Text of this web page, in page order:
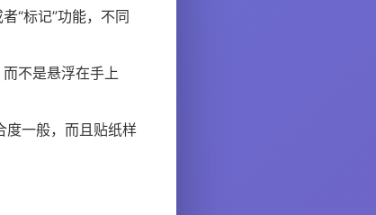
“标记”功能，不同
不是悬浮在手上
度一般，而且贴纸样